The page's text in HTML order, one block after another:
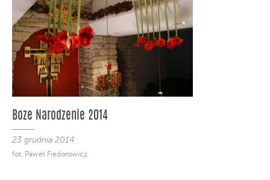
Boze Narodzenie 2014
23 grudnia 2014
fot. Paweł Fiedorowicz